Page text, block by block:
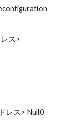
ス>
レス> Null0